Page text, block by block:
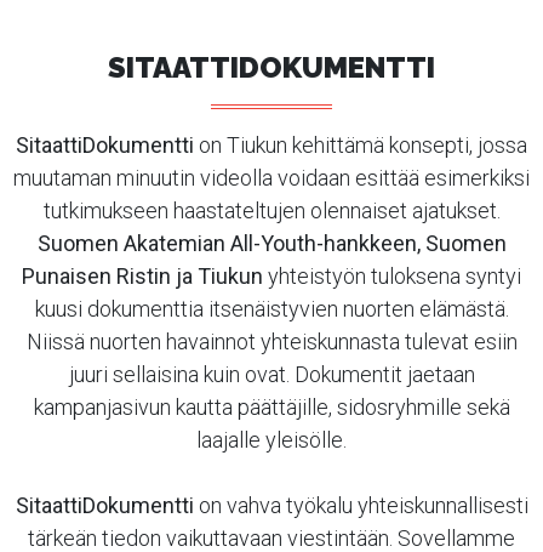
SITAATTIDOKUMENTTI
SitaattiDokumentti on Tiukun kehittämä konsepti, jossa
muutaman minuutin videolla voidaan esittää esimerkiksi
tutkimukseen haastateltujen olennaiset ajatukset.
Suomen Akatemian All-Youth-hankkeen, Suomen
Punaisen Ristin ja Tiukun yhteistyön tuloksena syntyi
kuusi dokumenttia itsenäistyvien nuorten elämästä.
Niissä nuorten havainnot yhteiskunnasta tulevat esiin
juuri sellaisina kuin ovat. Dokumentit jaetaan
kampanjasivun kautta päättäjille, sidosryhmille sekä
laajalle yleisölle.
SitaattiDokumentti on vahva työkalu yhteiskunnallisesti
tärkeän tiedon vaikuttavaan viestintään. Sovellamme